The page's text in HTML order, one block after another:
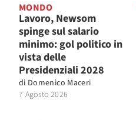
MONDO
Lavoro, Newsom
spinge sul salario
minimo: gol politico in
vista delle
Presidenziali 2028
di Domenico Maceri
7 Agosto 2026